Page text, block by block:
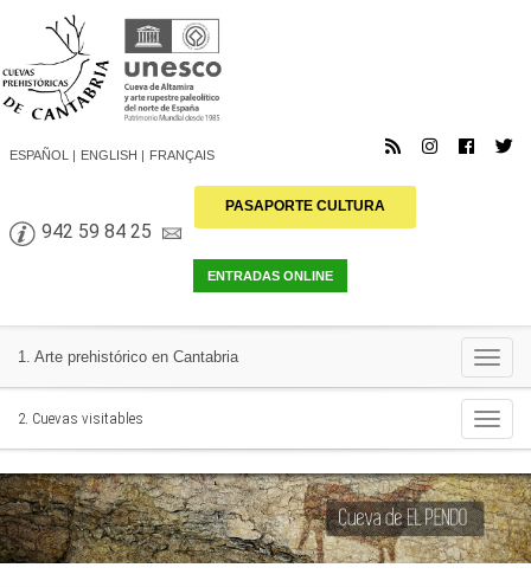
ESPAÑOL ENGLISH FRANÇAIS
942 59 84 25
PASAPORTE CULTURA
1. Arte prehistórico en Cantabria
2. Cuevas visitables